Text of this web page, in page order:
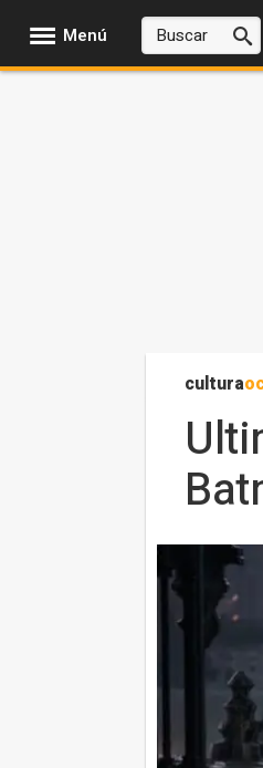
Menú
cultura